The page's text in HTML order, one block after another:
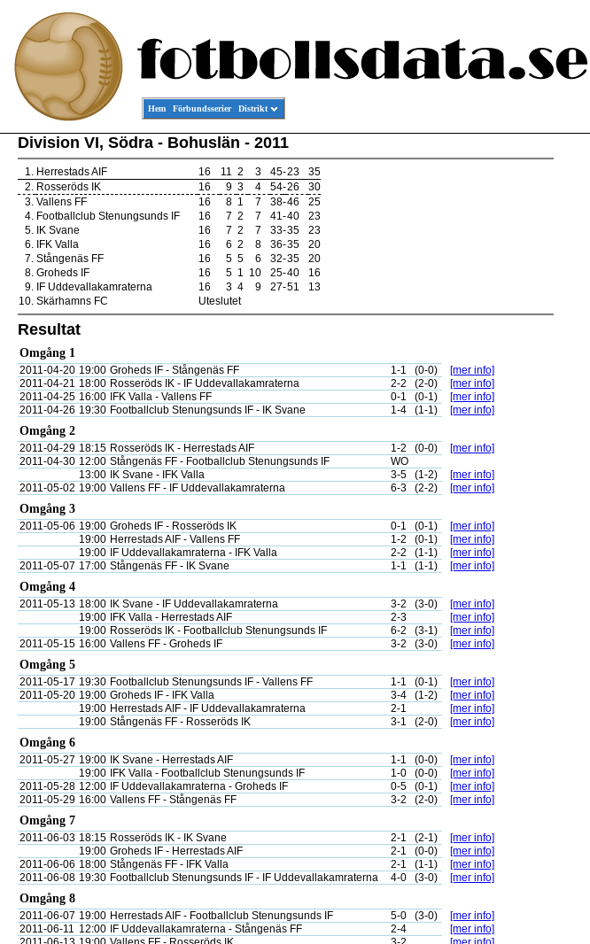
Hem Förbundsserier Distrikt
Division VI, Södra - Bohuslän - 2011
1. Herrestads AIF 16 11 2 3 45-23
35
2. Rosseröds IK 16 9 3 4 54-26
30
3. Vallens FF 16 8 1 7 38-46
25
4. Footballclub Stenungsunds IF 16 7 2 7 41-40
23
5. IK Svane 16 7 2 7 33-35
23
6. IFK Valla 16 6 2 8 36-35
20
7. Stångenäs FF 16 5 5 6 32-35
20
8. Groheds IF 16 5 1 10 25-40
16
9. IF Uddevallakamraterna 16 3 4 9 27-51
13
10. Skärhamns FC Uteslutet
Resultat
Omgång 1
2011-04-20 19:00 Groheds IF - Stångenäs FF 1-1 (0-0)
[mer info]
2011-04-21 18:00 Rosseröds IK - IF Uddevallakamraterna 2-2 (2-0)
[mer info]
2011-04-25 16:00 IFK Valla - Vallens FF 0-1 (0-1)
[mer info]
2011-04-26 19:30 Footballclub Stenungsunds IF - IK Svane 1-4 (1-1) [mer info]
Omgång 2
2011-04-29 18:15 Rosseröds IK - Herrestads AIF 1-2 (0-0)
[mer info]
2011-04-30 12:00 Stångenäs FF - Footballclub Stenungsunds IF
WO
13:00
IK Svane - IFK Valla 3-5 (1-2)
[mer info]
2011-05-02 19:00 Vallens FF - IF Uddevallakamraterna 6-3 (2-2) [mer info]
Omgång 3
2011-05-06 19:00 Groheds IF - Rosseröds IK 0-1 (0-1)
[mer info]
19:00 Herrestads AIF - Vallens FF 1-2 (0-1)
[mer info]
19:00
IF Uddevallakamraterna - IFK Valla 2-2 (1-1)
[mer info]
2011-05-07 17:00 Stångenäs FF - IK Svane 1-1 (1-1) [mer info]
Omgång 4
2011-05-13 18:00 IK Svane - IF Uddevallakamraterna 3-2 (3-0)
[mer info]
19:00
IFK Valla - Herrestads AIF 2-3
[mer info]
19:00 Rosseröds IK - Footballclub Stenungsunds IF 6-2 (3-1)
[mer info]
2011-05-15 16:00 Vallens FF - Groheds IF 3-2 (3-0) [mer info]
Omgång 5
2011-05-17 19:30 Footballclub Stenungsunds IF - Vallens FF 1-1 (0-1)
[mer info]
2011-05-20 19:00 Groheds IF - IFK Valla 3-4 (1-2)
[mer info]
19:00 Herrestads AIF - IF Uddevallakamraterna 2-1
[mer info]
19:00 Stångenäs FF - Rosseröds IK 3-1 (2-0) [mer info]
Omgång 6
2011-05-27 19:00 IK Svane - Herrestads AIF 1-1 (0-0)
[mer info]
19:00
IFK Valla - Footballclub Stenungsunds IF 1-0 (0-0)
[mer info]
2011-05-28 12:00 IF Uddevallakamraterna - Groheds IF 0-5 (0-1)
[mer info]
2011-05-29 16:00 Vallens FF - Stångenäs FF 3-2 (2-0) [mer info]
Omgång 7
2011-06-03 18:15 Rosseröds IK - IK Svane 2-1 (2-1)
[mer info]
19:00 Groheds IF - Herrestads AIF 2-1 (0-0)
[mer info]
2011-06-06 18:00 Stångenäs FF - IFK Valla 2-1 (1-1)
[mer info]
2011-06-08 19:30 Footballclub Stenungsunds IF - IF Uddevallakamraterna 4-0 (3-0) [mer info]
Omgång 8
2011-06-07 19:00 Herrestads AIF - Footballclub Stenungsunds IF 5-0 (3-0)
[mer info]
2011-06-11 12:00 IF Uddevallakamraterna - Stångenäs FF 2-4
[mer info]